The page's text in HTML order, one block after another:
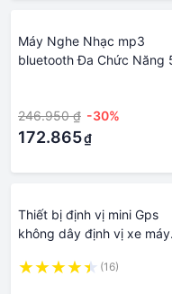
Máy Nghe Nhạc mp3
bluetooth Đa Chức Năng
246.950 ₫ -30%
172.865₫
Thiết bị định vị mini Gps
không dây định vị xe máy
tô Minivan N19 Air
(16)